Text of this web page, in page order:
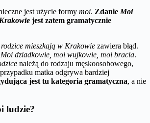
jest użycie formy moi. Zdanie Moi
jest zatem gramatycznie
mieszkają w Krakowie zawiera błąd.
Moi dziadkowie, moi wujkowie, moi bracia.
należą do rodzaju męskoosobowego,
matka odgrywa bardziej
jest tu kategoria gramatyczna, a nie
ludzie?